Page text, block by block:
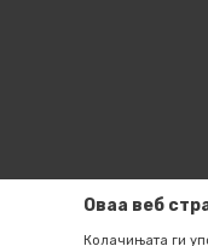
Оваа веб
Колачињата ги